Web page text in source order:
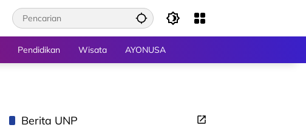
Pendidikan Wisata AYONUSA
Berita UNP